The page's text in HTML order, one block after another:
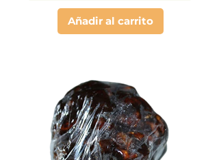
Añadir al carrito